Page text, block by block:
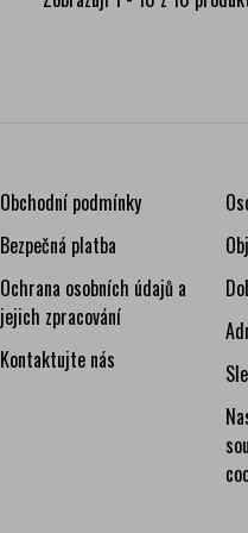
Obchodní podmínky
Bezpečná platba
Ochrana osobních údajů a
jejich zpracování
Kontaktujte nás